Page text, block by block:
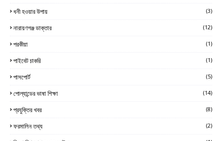
ধনী হওয়ার উপায় (3)
নারায়ণগঞ্জ ডাক্তার (12)
পরকীয়া (1)
পাইবেট চাকরি (1)
পাসপোর্ট (5)
পোল্যান্ডের ভাষা শিক্ষা (14)
প্রযুক্তির খবর (8)
ফরমালিন তথ্য (2)